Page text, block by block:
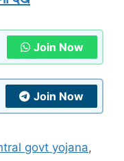
Join Now
Join Now
govt yojana,